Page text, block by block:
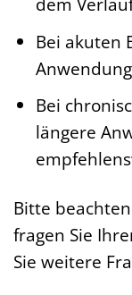
Bei akuten
Bei
längere
Bitte
fragen Sie
Sie weitere